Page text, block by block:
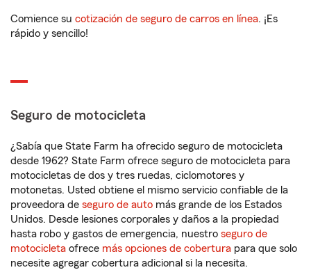
Comience su cotización de seguro de carros en línea. ¡Es
rápido y sencillo!
Seguro de motocicleta
¿Sabía que State Farm ha ofrecido seguro de motocicleta
desde 1962? State Farm ofrece seguro de motocicleta para
motocicletas de dos y tres ruedas, ciclomotores y
motonetas. Usted obtiene el mismo servicio confiable de la
proveedora de seguro de auto más grande de los Estados
Unidos. Desde lesiones corporales y daños a la propiedad
hasta robo y gastos de emergencia, nuestro seguro de
motocicleta ofrece más opciones de cobertura para que solo
necesite agregar cobertura adicional si la necesita.